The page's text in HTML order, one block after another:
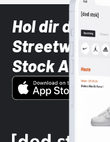
Hol dir die
Streetwear-
Stock App